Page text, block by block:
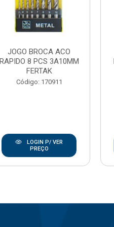
JOGO BROCA ACO
RAPIDO 8 PCS 3A10MM
FERTAK
Código: 170911
LOGIN P/ VER
PREÇO